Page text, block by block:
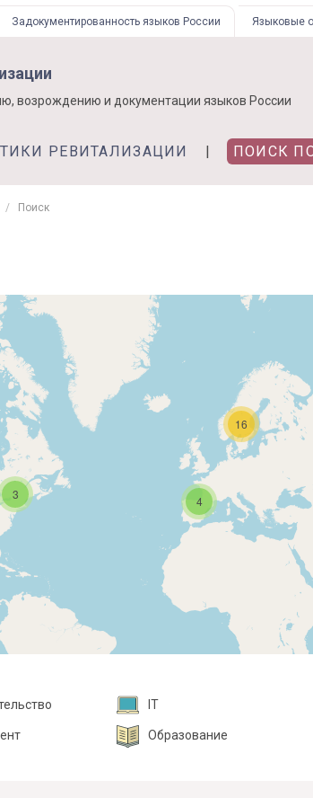
Задокументированность языков России Языковые
возрождению и документации языков России
РЕВИТАЛИЗАЦИИ ПОИСК
Поиск
3 4
16
IT
Образование